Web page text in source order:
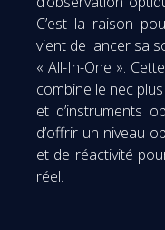
C’est la raison
vient de lancer sa
« All-In-One ».
combine le nec
et d’instruments
d’offrir un niveau
et de réactivité
réel.